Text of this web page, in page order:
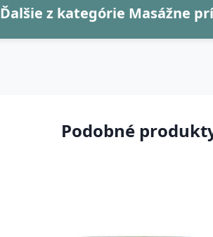
Ďalšie z kategórie Masážne
Podobné